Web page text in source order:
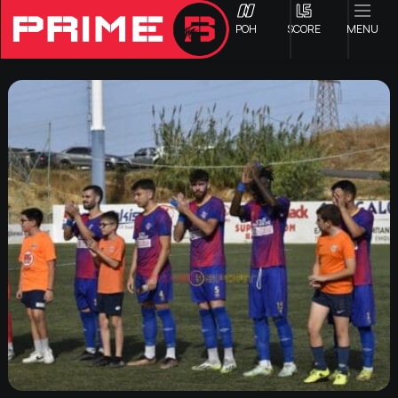
ΡΟΗ SCORE MENU
ΟΦΗ
Γ ΕΘΝΙΚΗ
Α1 ΕΠΣΗ
Α2 ΕΠΣΗ
Β1 ΕΠΣΗ
Β2 ΕΠΣΗ